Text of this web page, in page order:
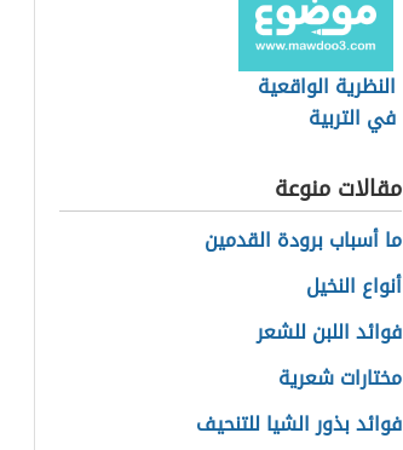
النظرية الواقعية
في التربية
مقالات منوعة
ما أسباب برودة القدمين
أنواع النخيل
فوائد اللبن للشعر
مختارات شعرية
فوائد بذور الشيا للتنحيف